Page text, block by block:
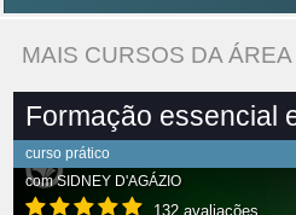
MAIS CURSOS DA
Formação essencial
curso prático
comSIDNEY D'AGÁZIO
132 avaliações